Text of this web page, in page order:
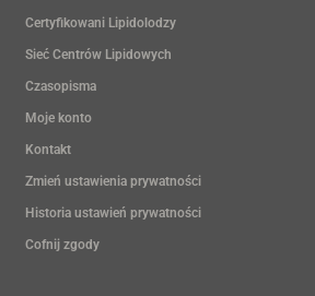
Certyfikowani Lipidolodzy
Sieć Centrów Lipidowych
Czasopisma
Moje konto
Kontakt
Zmień ustawienia prywatności
Historia ustawień prywatności
Cofnij zgody